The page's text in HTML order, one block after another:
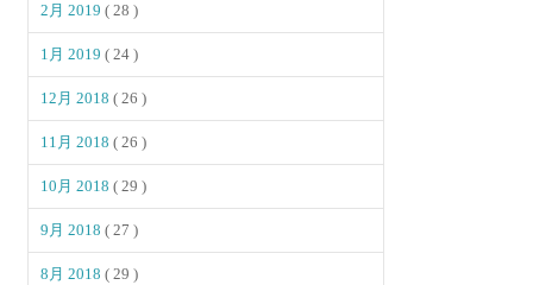
2月 2019( 28 )
1月 2019( 24 )
12月 2018( 26 )
11月 2018( 26 )
10月 2018( 29 )
9月 2018( 27 )
8月 2018( 29 )